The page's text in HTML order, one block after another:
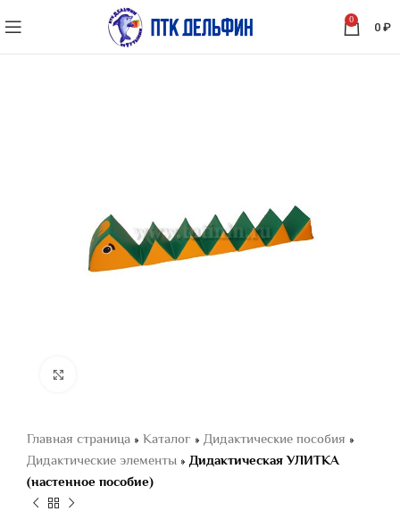
0
0 ₽
Главная страница » Каталог » Дидактические пособия »
Дидактические элементы » Дидактическая УЛИТКА
(настенное пособие)